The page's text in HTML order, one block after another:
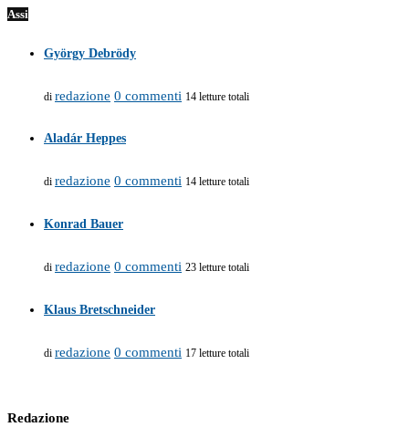
Assi
György Debrödy
di redazione 0 commenti 14 letture totali
Aladár Heppes
di redazione 0 commenti 14 letture totali
Konrad Bauer
di redazione 0 commenti 23 letture totali
Klaus Bretschneider
di redazione 0 commenti 17 letture totali
Redazione